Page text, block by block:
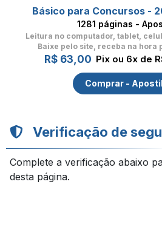
Básico para Concursos -
1281 páginas -
Leitura no computador, tablet,
Baixe pelo site, receba na hora
R$ 63,00 Pix ou 6x de
Comprar -
Verificação de
Complete a verificação abaixo
desta página.